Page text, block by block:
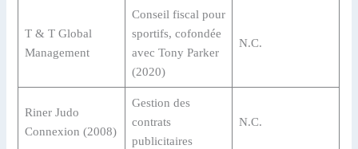
T & T Global
Management
Conseil fiscal pour
sportifs, cofondée
avec Tony Parker
(2020)
N.C.
Riner Judo
Connexion (2008)
Gestion des
contrats
publicitaires
N.C.